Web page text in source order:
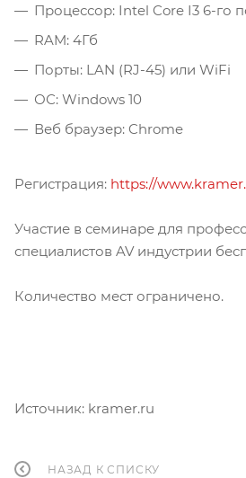
Процессор: Intel Core I3 6-го
RAM: 4Гб
Порты: LAN (RJ-45) или WiFi
ОС: Windows 10
Веб браузер: Chrome
Регистрация: https://
Участие в семинаре для
специалистов AV индустрии
Количество мест ограничено.
Источник: kramer.ru
НАЗАД К СПИСКУ